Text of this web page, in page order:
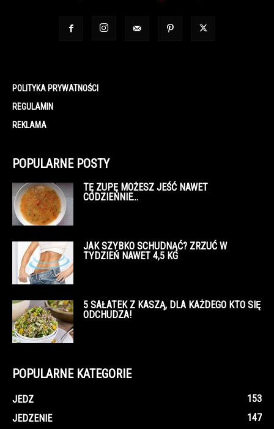
POLITYKA PRYWATNOŚCI
REGULAMIN
REKLAMA
POPULARNE POSTY
TĘ ZUPĘ MOŻESZ JEŚĆ NAWET
CODZIENNIE…
JAK SZYBKO SCHUDNĄĆ? ZRZUĆ W
TYDZIEŃ NAWET 4,5 KG
5 SAŁATEK Z KASZĄ, DLA KAŻDEGO KTO SIĘ
ODCHUDZA!
POPULARNE KATEGORIE
JEDZ
153
JEDZENIE
147